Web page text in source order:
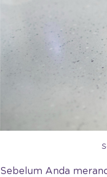
Sebelum Anda